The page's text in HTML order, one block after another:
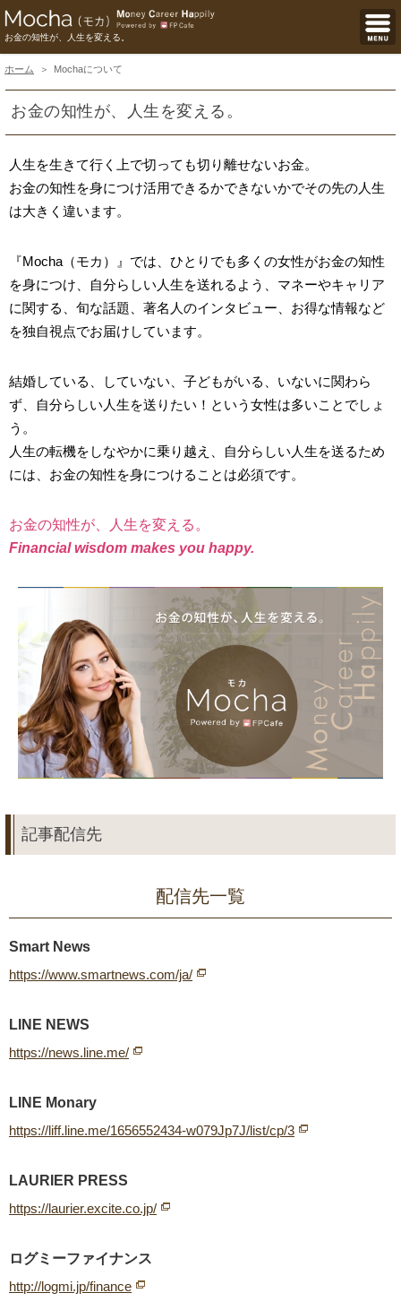
お金の知性が、人生を変える。
ホーム Mochaについて
お金の知性が、人生を変える。
人生を生きて行く上で切っても切り離せないお金。
お金の知性を身につけ活用できるかできないかでその先の人生
は大きく違います。
『Mocha（モカ）』では、ひとりでも多くの女性がお金の知性
を身につけ、自分らしい人生を送れるよう、マネーやキャリア
に関する、旬な話題、著名人のインタビュー、お得な情報など
を独自視点でお届けしています。
結婚している、していない、子どもがいる、いないに関わら
ず、自分らしい人生を送りたい！という女性は多いことでしょ
う。
人生の転機をしなやかに乗り越え、自分らしい人生を送るため
には、お金の知性を身につけることは必須です。
お金の知性が、人生を変える。
Financial wisdom makes you happy.
記事配信先
配信先一覧
Smart News
https://www.smartnews.com/ja/
LINE NEWS
https://news.line.me/
LINE Monary
https://liff.line.me/1656552434-w079Jp7J/list/cp/3
LAURIER PRESS
https://laurier.excite.co.jp/
ログミーファイナンス
http://logmi.jp/finance